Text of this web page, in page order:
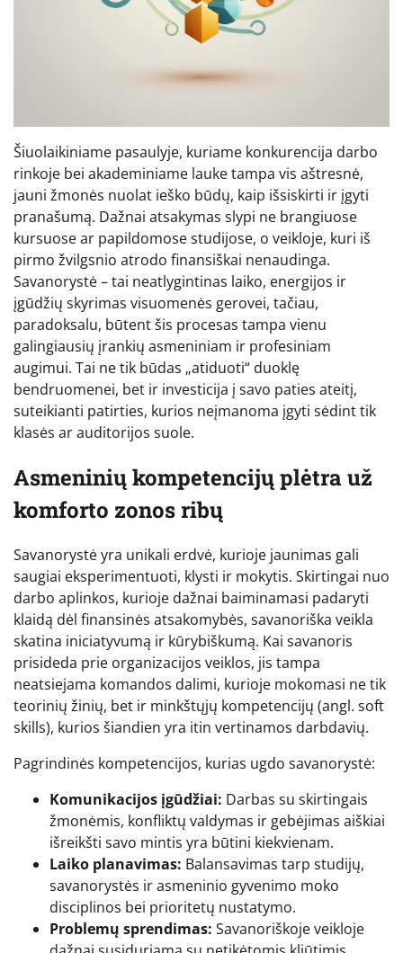
Šiuolaikiniame pasaulyje, kuriame konkurencija darbo
rinkoje bei akademiniame lauke tampa vis aštresnė,
jauni žmonės nuolat ieško būdų, kaip išsiskirti ir įgyti
pranašumą. Dažnai atsakymas slypi ne brangiuose
kursuose ar papildomose studijose, o veikloje, kuri iš
pirmo žvilgsnio atrodo finansiškai nenaudinga.
Savanorystė – tai neatlygintinas laiko, energijos ir
įgūdžių skyrimas visuomenės gerovei, tačiau,
paradoksalu, būtent šis procesas tampa vienu
galingiausių įrankių asmeniniam ir profesiniam
augimui. Tai ne tik būdas „atiduoti“ duoklę
bendruomenei, bet ir investicija į savo paties ateitį,
suteikianti patirties, kurios neįmanoma įgyti sėdint tik
klasės ar auditorijos suole.
Asmeninių kompetencijų plėtra už
komforto zonos ribų
Savanorystė yra unikali erdvė, kurioje jaunimas gali
saugiai eksperimentuoti, klysti ir mokytis. Skirtingai nuo
darbo aplinkos, kurioje dažnai baiminamasi padaryti
klaidą dėl finansinės atsakomybės, savanoriška veikla
skatina iniciatyvumą ir kūrybiškumą. Kai savanoris
prisideda prie organizacijos veiklos, jis tampa
neatsiejama komandos dalimi, kurioje mokomasi ne tik
teorinių žinių, bet ir minkštųjų kompetencijų (angl. soft
skills), kurios šiandien yra itin vertinamos darbdavių.
Pagrindinės kompetencijos, kurias ugdo savanorystė:
Komunikacijos įgūdžiai: Darbas su skirtingais
žmonėmis, konfliktų valdymas ir gebėjimas aiškiai
išreikšti savo mintis yra būtini kiekvienam.
Laiko planavimas: Balansavimas tarp studijų,
savanorystės ir asmeninio gyvenimo moko
disciplinos bei prioritetų nustatymo.
Problemų sprendimas: Savanoriškoje veikloje